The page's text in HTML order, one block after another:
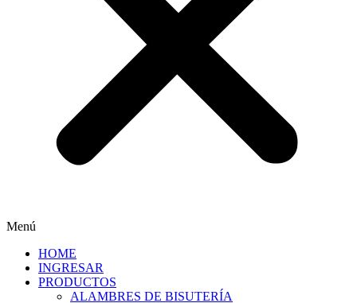
Menú
HOME
INGRESAR
PRODUCTOS
ALAMBRES DE BISUTERÍA